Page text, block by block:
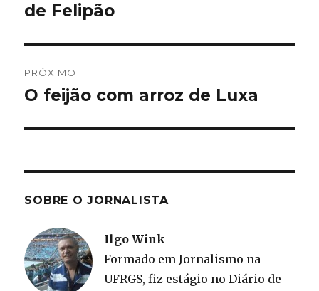
Post
anterior:
de Felipão
PRÓXIMO
Próximo
O feijão com arroz de Luxa
SOBRE O JORNALISTA
Ilgo Wink
Formado em Jornalismo na
UFRGS, fiz estágio no Diário de